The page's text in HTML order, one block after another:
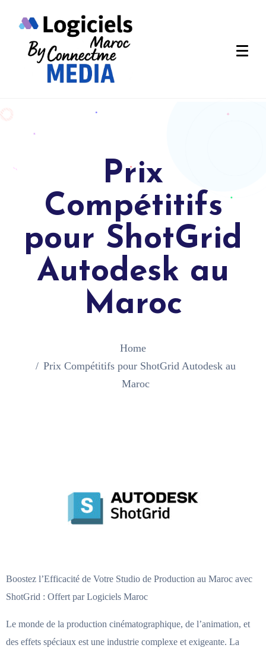
Prix
Compétitifs
pour ShotGrid
Autodesk au
Maroc
Home
Prix Compétitifs pour ShotGrid Autodesk au
Maroc
Boostez l’Efficacité de Votre Studio de Production au Maroc avec
ShotGrid : Offert par Logiciels Maroc
Le monde de la production cinématographique, de l’animation, et
des effets spéciaux est une industrie complexe et exigeante. La